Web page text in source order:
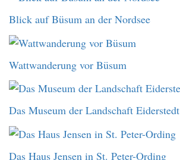
Blick auf Büsum an der Nordsee
Wattwanderung vor Büsum
Das Museum der Landschaft Eiderstedt
Das Haus Jensen in St. Peter-Ording